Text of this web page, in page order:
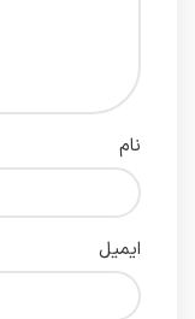
نام
ایمیل